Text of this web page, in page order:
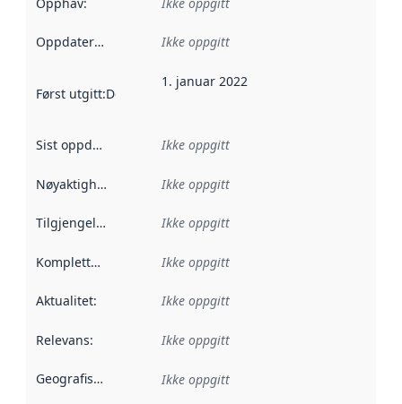
Oppdateringsfrekvens :
Ikke oppgitt
Først utgitt:Denne datoen sier når dataene i dette
1. januar 2022
Sist oppdatert Ikke oppgitt
Nøyaktighet Ikke oppgitt
Tilgjengelighet Ikke oppgitt
Kompletthet Ikke oppgitt
Aktualitet: Ikke oppgitt
Relevans: Ikke oppgitt
Geografisk avgrensning :
Ikke oppgitt